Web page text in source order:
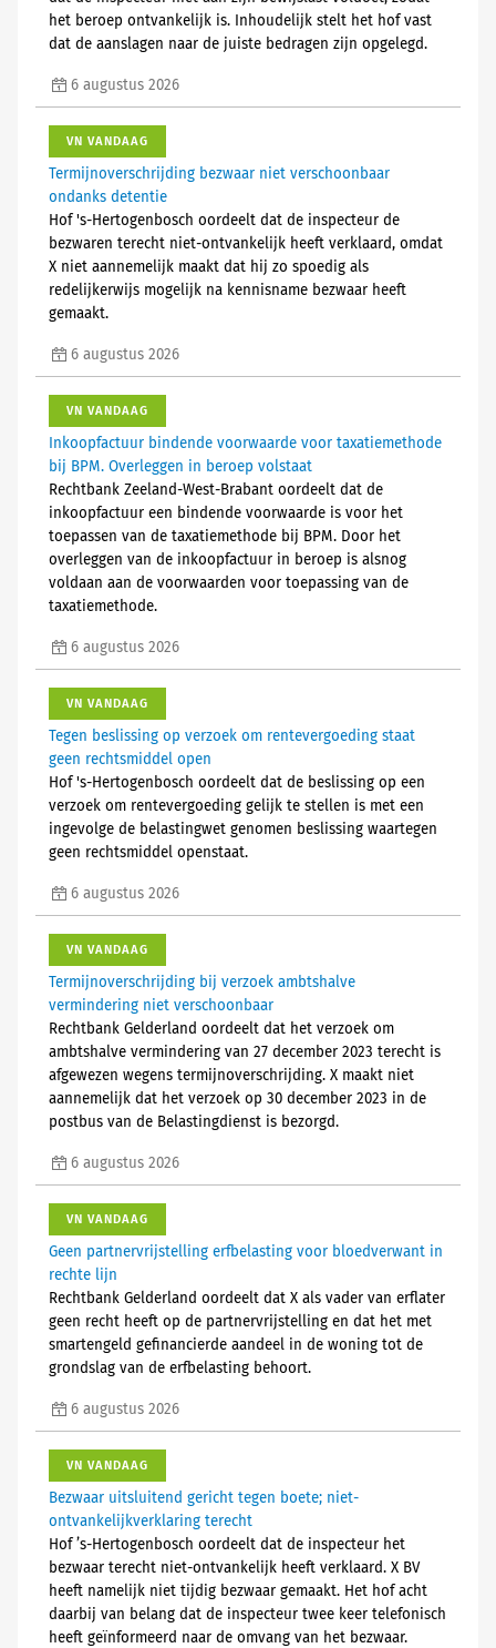
het beroep ontvankelijk is. Inhoudelijk stelt het hof vast
dat de aanslagen naar de juiste bedragen zijn opgelegd.
6 augustus 2026
VN VANDAAG
Termijnoverschrijding bezwaar niet verschoonbaar
ondanks detentie
Hof 's-Hertogenbosch oordeelt dat de inspecteur de
bezwaren terecht niet-ontvankelijk heeft verklaard, omdat
X niet aannemelijk maakt dat hij zo spoedig als
redelijkerwijs mogelijk na kennisname bezwaar heeft
gemaakt.
6 augustus 2026
VN VANDAAG
Inkoopfactuur bindende voorwaarde voor taxatiemethode
bij BPM. Overleggen in beroep volstaat
Rechtbank Zeeland-West-Brabant oordeelt dat de
inkoopfactuur een bindende voorwaarde is voor het
toepassen van de taxatiemethode bij BPM. Door het
overleggen van de inkoopfactuur in beroep is alsnog
voldaan aan de voorwaarden voor toepassing van de
taxatiemethode.
6 augustus 2026
VN VANDAAG
Tegen beslissing op verzoek om rentevergoeding staat
geen rechtsmiddel open
Hof 's-Hertogenbosch oordeelt dat de beslissing op een
verzoek om rentevergoeding gelijk te stellen is met een
ingevolge de belastingwet genomen beslissing waartegen
geen rechtsmiddel openstaat.
6 augustus 2026
VN VANDAAG
Termijnoverschrijding bij verzoek ambtshalve
vermindering niet verschoonbaar
Rechtbank Gelderland oordeelt dat het verzoek om
ambtshalve vermindering van 27 december 2023 terecht is
afgewezen wegens termijnoverschrijding. X maakt niet
aannemelijk dat het verzoek op 30 december 2023 in de
postbus van de Belastingdienst is bezorgd.
6 augustus 2026
VN VANDAAG
Geen partnervrijstelling erfbelasting voor bloedverwant in
rechte lijn
Rechtbank Gelderland oordeelt dat X als vader van erflater
geen recht heeft op de partnervrijstelling en dat het met
smartengeld gefinancierde aandeel in de woning tot de
grondslag van de erfbelasting behoort.
6 augustus 2026
VN VANDAAG
Bezwaar uitsluitend gericht tegen boete; niet-
ontvankelijkverklaring terecht
Hof ’s-Hertogenbosch oordeelt dat de inspecteur het
bezwaar terecht niet-ontvankelijk heeft verklaard. X BV
heeft namelijk niet tijdig bezwaar gemaakt. Het hof acht
daarbij van belang dat de inspecteur twee keer telefonisch
heeft geïnformeerd naar de omvang van het bezwaar.